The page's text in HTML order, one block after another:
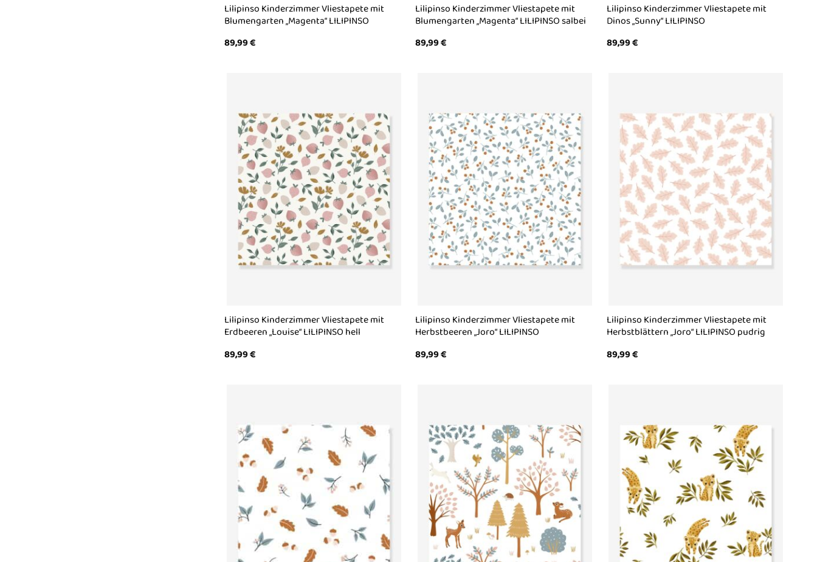
Lilipinso Kinderzimmer Vliestapete mit
Blumengarten „Magenta“ LILIPINSO
89,99€
Lilipinso Kinderzimmer Vliestapete mit
Blumengarten „Magenta“ LILIPINSO salbei
89,99€
Lilipinso Kinderzimmer Vliestapete mit
Dinos „Sunny“ LILIPINSO
89,99€
Lilipinso Kinderzimmer Vliestapete mit
Erdbeeren „Louise“ LILIPINSO hell
89,99€
Lilipinso Kinderzimmer Vliestapete mit
Herbstbeeren „Joro“ LILIPINSO
89,99€
Lilipinso Kinderzimmer Vliestapete mit
Herbstblättern „Joro“ LILIPINSO pudrig
89,99€